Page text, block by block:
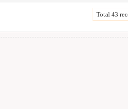
Total 43